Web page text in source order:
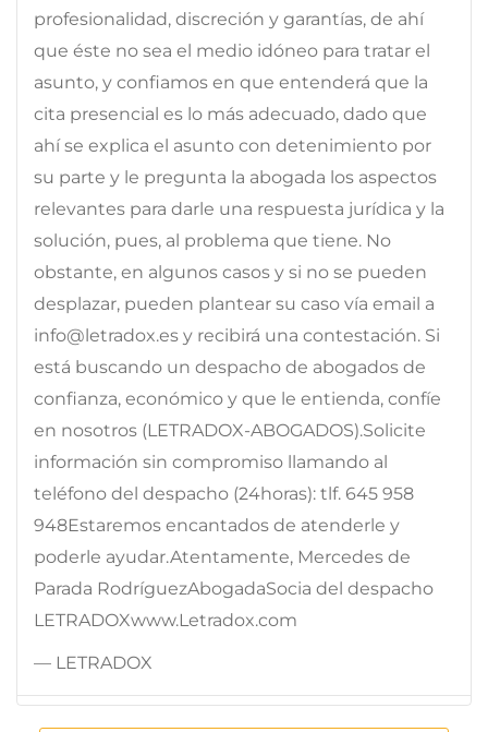
profesionalidad, discreción y garantías, de ahí
que éste no sea el medio idóneo para tratar el
asunto, y confiamos en que entenderá que la
cita presencial es lo más adecuado, dado que
ahí se explica el asunto con detenimiento por
su parte y le pregunta la abogada los aspectos
relevantes para darle una respuesta jurídica y la
solución, pues, al problema que tiene. No
obstante, en algunos casos y si no se pueden
desplazar, pueden plantear su caso vía email a
info@letradox.es y recibirá una contestación. Si
está buscando un despacho de abogados de
confianza, económico y que le entienda, confíe
en nosotros (LETRADOX-ABOGADOS).Solicite
información sin compromiso llamando al
teléfono del despacho (24horas): tlf. 645 958
948Estaremos encantados de atenderle y
poderle ayudar.Atentamente, Mercedes de
Parada RodríguezAbogadaSocia del despacho
LETRADOXwww.Letradox.com
— LETRADOX